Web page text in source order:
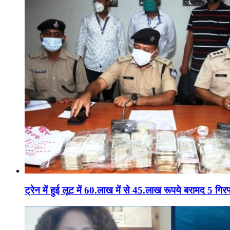
ट्रेन में हुई लूट में 60.लाख में से 45.लाख रूपये बरामद 5